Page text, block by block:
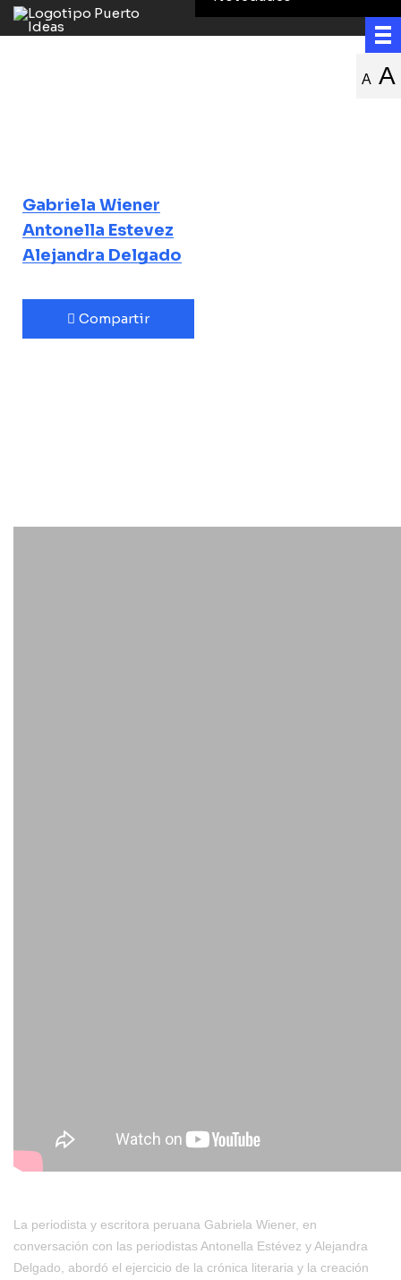
A A
Gabriela Wiener
Antonella Estevez
Alejandra Delgado
Compartir
La periodista y escritora peruana Gabriela Wiener, en
conversación con las periodistas Antonella Estévez y Alejandra
Delgado, abordó el ejercicio de la crónica literaria y la creación